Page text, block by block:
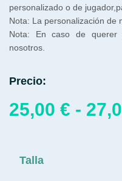
personalizado o de
Nota: La personalización de
Nota: En caso de querer
nosotros.
Precio:
25,00 € -
Talla